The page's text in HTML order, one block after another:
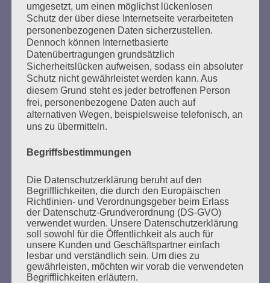
Esther Bejarano - 26. Januar 2020
SUCHEN
NACH:
MARATHONLESUNG AUS DEN
VERBRANNTEN BÜCHERN
umgesetzt, um einen möglichst lückenlosen
Schutz der über diese Internetseite verarbeiteten
personenbezogenen Daten sicherzustellen.
Dennoch können Internetbasierte
Datenübertragungen grundsätzlich
Sicherheitslücken aufweisen, sodass ein absoluter
Schutz nicht gewährleistet werden kann. Aus
diesem Grund steht es jeder betroffenen Person
frei, personenbezogene Daten auch auf
alternativen Wegen, beispielsweise telefonisch, an
uns zu übermitteln.
Begriffsbestimmungen
Die Datenschutzerklärung beruht auf den
Begrifflichkeiten, die durch den Europäischen
Richtlinien- und Verordnungsgeber beim Erlass
der Datenschutz-Grundverordnung (DS-GVO)
verwendet wurden. Unsere Datenschutzerklärung
soll sowohl für die Öffentlichkeit als auch für
unsere Kunden und Geschäftspartner einfach
lesbar und verständlich sein. Um dies zu
gewährleisten, möchten wir vorab die verwendeten
Begrifflichkeiten erläutern.